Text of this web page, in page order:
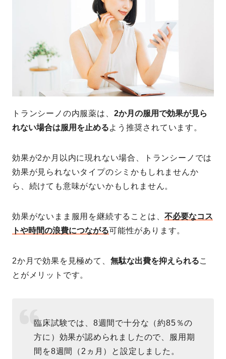
トランシーノの内服薬は、 2か月の服用で効果が見ら
れない場合は服用を止めるよう推奨されています。
効果が2か月以内に現れない場合、トランシーノでは
効果が見られないタイプのシミかもしれませんか
ら、続けても意味がないかもしれません。
効果がないまま服用を継続することは、不必要なコス
トや時間の浪費につながる可能性があります。
2か月で効果を見極めて、 無駄な出費を抑えられるこ
とがメリットです。
臨床試験では、8週間で十分な（約85％の
方に）効果が認められましたので、服用期
間を8週間（2ヵ月）と設定しました。